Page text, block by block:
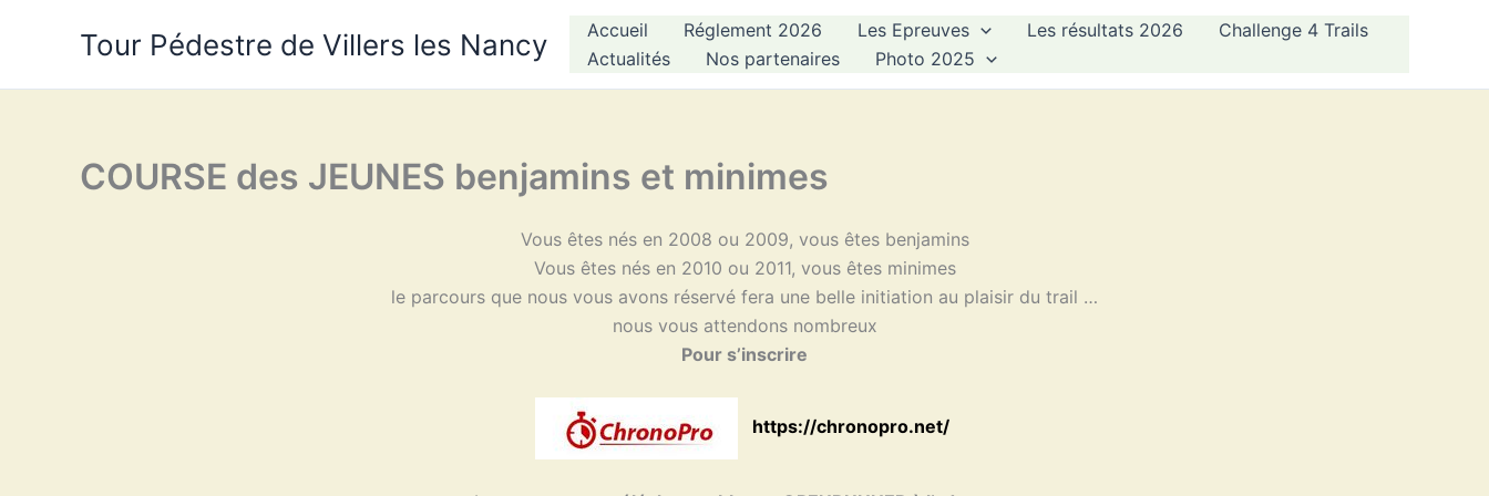
Tour Pédestre de Villers les Nancy Accueil Réglement 2026 Les Epreuves Les résultats 2026
Challenge 4 Trails
Actualités
Nos partenaires Photo 2025
COURSE des JEUNES benjamins et minimes
Vous êtes nés en 2008 ou 2009, vous êtes benjamins
Vous êtes nés en 2010 ou 2011, vous êtes minimes
le parcours que nous vous avons réservé fera une belle initiation au plaisir du trail …
nous vous attendons nombreux
Pour s’inscrire
https://chronopro.net/